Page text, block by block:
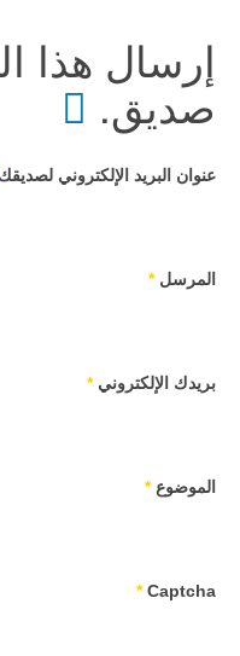
إرسال هذا
صديق.
عنوان البريد الإلكتروني لصديقك
المرسل *
بريدك الإلكتروني *
الموضوع *
Captcha
*